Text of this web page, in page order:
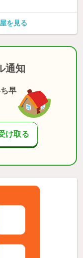
を見る
通知
早
け取る